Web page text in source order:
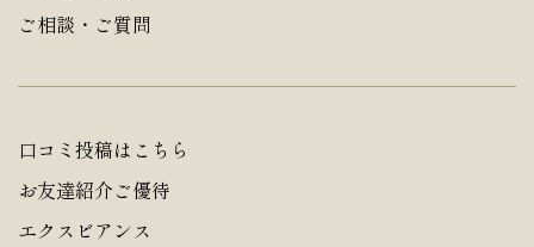
ご相談・ご質問
口コミ投稿はこちら
お友達紹介ご優待
エクスビアンス